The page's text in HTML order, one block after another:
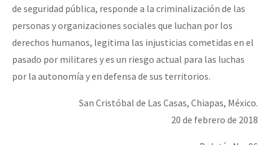
de seguridad pública, responde a la criminalización de las
personas y organizaciones sociales que luchan por los
derechos humanos, legitima las injusticias cometidas en el
pasado por militares y es un riesgo actual para las luchas
por la autonomía y en defensa de sus territorios.
San Cristóbal de Las Casas, Chiapas, México.
20 de febrero de 2018